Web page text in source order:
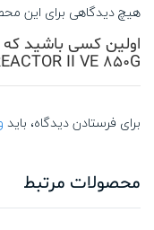
هیچ دیدگاهی برای این
اولین کسی باشید
II VE 850G”
برای فرستادن دیدگاه، باید
محصولات مرتبط